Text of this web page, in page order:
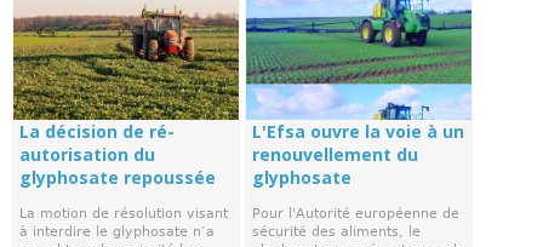
La décision de ré-
autorisation du
glyphosate repoussée
La motion de résolution visant
à interdire le glyphosate n’a
L'Efsa ouvre la voie à un
renouvellement du
glyphosate
Pour l'Autorité européenne de
sécurité des aliments, le